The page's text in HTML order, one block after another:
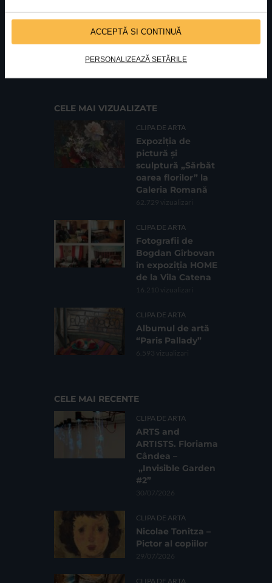
ACCEPTĂ SI CONTINUĂ
PERSONALIZEAZĂ SETĂRILE
Cod fiscal: 9164384Sediu social: Str. Delfinului, Nr. 6, parter Bl. 42,
CELE MAI VIZUALIZATE
CLIPA DE ARTA
Expoziția de
pictură și
sculptură „Sărbăt
oarea florilor” la
Galeria Romană
62.729 vizualizari
CLIPA DE ARTA
Fotografii de
Bogdan Gîrbovan
în expoziția HOME
de la Vila Catena
16.210 vizualizari
CLIPA DE ARTA
Albumul de artă
“Paris Pallady”
6.593 vizualizari
CELE MAI RECENTE
CLIPA DE ARTA
ARTS and
ARTISTS. Floriama
Cândea –
„Invisible Garden
#2”
30/07/2026
CLIPA DE ARTA
Nicolae Tonitza –
Pictor al copiilor
29/07/2026
CLIPA DE ARTA